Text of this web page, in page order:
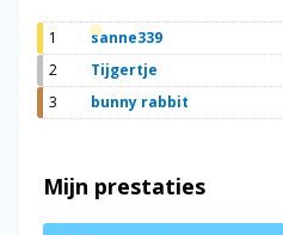
1 sanne339
2
Tijgertje
3
bunny rabbit
Mijn prestaties